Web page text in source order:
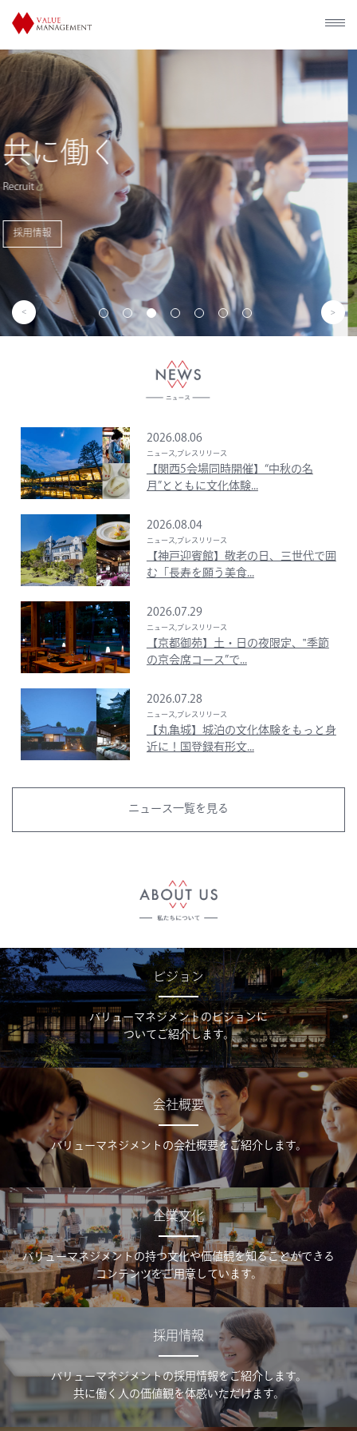
歴史的建造物の
利活用
Utilization of Historical Facilities
事業概要を見る
2026.08.06
ニュース,プレスリリース
【関西5会場同時開催】“中秋の名
月”とともに文化体験...
2026.08.04
ニュース,プレスリリース
【神戸迎賓館】敬老の日、三世代で囲
む「長寿を願う美食...
2026.07.29
ニュース,プレスリリース
【京都御苑】土・日の夜限定、‟季節
の京会席コース”で...
2026.07.28
ニュース,プレスリリース
【丸亀城】城泊の文化体験をもっと身
近に！国登録有形文...
ニュース一覧を見る
ビジョン
バリューマネジメントのビジョンに
ついてご紹介します。
会社概要
バリューマネジメントの会社概要をご紹介します。
企業文化
バリューマネジメントの持つ文化や価値観を知ることができる
コンテンツをご用意しています。
採用情報
バリューマネジメントの採用情報をご紹介します。
共に働く人の価値観を体感いただけます。